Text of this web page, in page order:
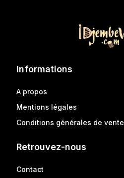
Informations
A propos
Mentions légales
Conditions générales de vente
Retrouvez-nous
Contact